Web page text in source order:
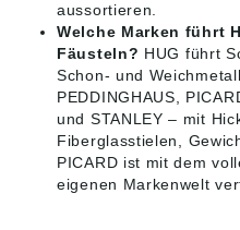
aussortieren.
Welche Marken führt
Fäusteln? HUG führt
Schon- und
PEDDINGHAUS,
und STANLEY – mit
Fiberglasstielen,
PICARD ist mit dem
eigenen Markenwelt